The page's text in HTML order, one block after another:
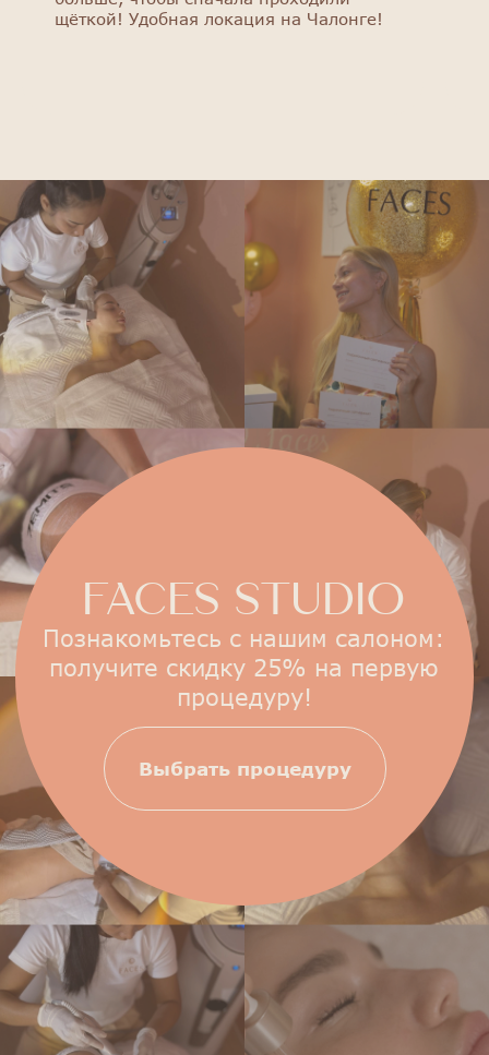
щёткой! Удобная локация на Чалонге!